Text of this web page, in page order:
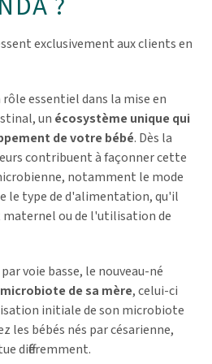
continuer à prendre
ou d’eau bouillie (puis
reposer pendant 10 minutes
puis, remuer de nouveau
ce mélange directement
à l’aide d’une pipette.
d’OMNi-BiOTiC® PANDA dans
à plus de 40 °C), attendre
l’activation des bactéries puis
d’utiliser le produit
année du bébé.
animales, sans gluten,
ou allergiques au lait, aux
la grossesse ou l'allaitement.
(30 sachets) contient 90
de vivre et de se multiplier
et leur capacité à se multiplier
de la date limite de
< 0,01 g
< 0,01 g 0,09 g
exclusivement aux clients en
rôle essentiel dans la mise en
un écosystème unique qui
de votre bébé. Dès la
contribuent à façonner cette
notamment le mode
le type de d'alimentation, qu'il
ou de l'utilisation de
voie basse, le nouveau-né
de sa mère, celui-ci
initiale de son microbiote
les bébés nés par césarienne,
différemment.